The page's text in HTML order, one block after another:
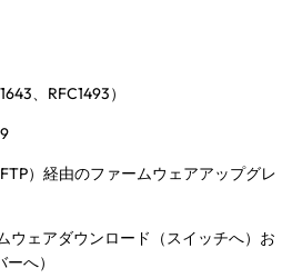
、RFC1493）
）経由のファームウェアアップグレ
ウェアダウンロード（スイッチへ）お
へ）